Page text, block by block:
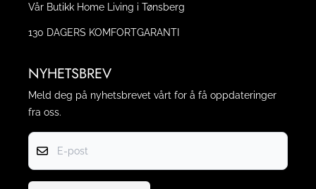
Vår Butikk Home Living i Tønsberg
130 DAGERS KOMFORTGARANTI
NYHETSBREV
Meld deg på nyhetsbrevet vårt for å få oppdateringer
fra oss.
E-post